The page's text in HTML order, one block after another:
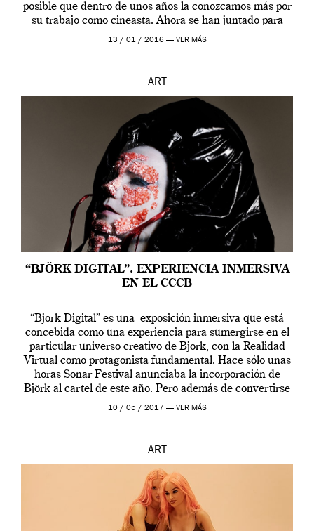
posible que dentro de unos años la conozcamos más por
su trabajo como cineasta. Ahora se han juntado para
contarnos una […]
13 / 01 / 2016 — VER MÁS
ART
“BJÖRK DIGITAL”. EXPERIENCIA INMERSIVA
EN EL CCCB
“Bjork Digital” es una exposición inmersiva que está
concebida como una experiencia para sumergirse en el
particular universo creativo de Björk, con la Realidad
Virtual como protagonista fundamental. Hace sólo unas
horas Sonar Festival anunciaba la incorporación de
Björk al cartel de este año. Pero además de convertirse
en una de las actuaciones más relevantes […]
10 / 05 / 2017 — VER MÁS
ART